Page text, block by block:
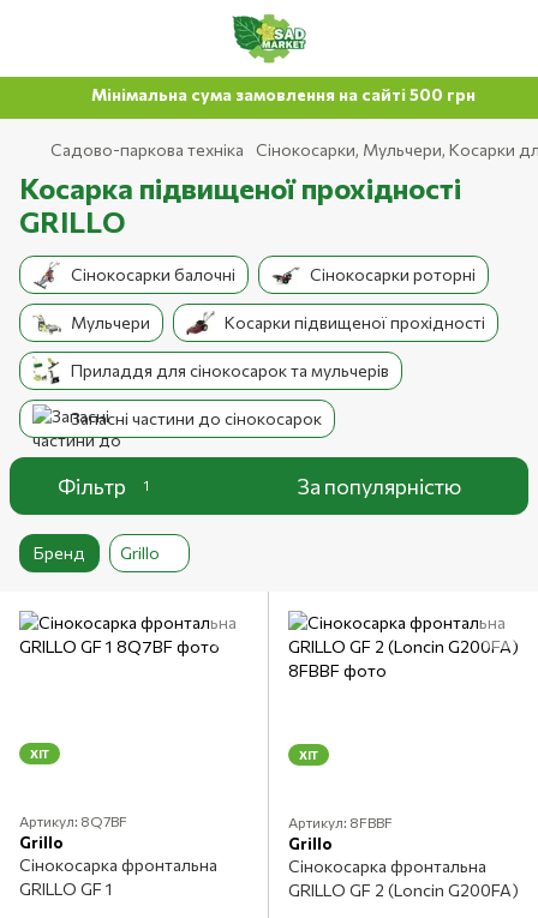
Мінімальна сума замовлення на сайті 500 грн
Садово-паркова техніка Сінокосарки, Мульчери, Косарки
Косарка підвищеної прохідності
GRILLO
Сінокосарки балочні Сінокосарки роторні
Мульчери Косарки підвищеної прохідності
Приладдя для сінокосарок та мульчерів
Запасні частини до сінокосарок
Фільтр 1 За популярністю
Бренд Grillo
ХІТ
Артикул: 8Q7BF
Grillo
Сінокосарка фронтальна
GRILLO GF 1
ХІТ
Артикул: 8FBBF
Grillo
Сінокосарка фронтальна
GRILLO GF 2 (Loncin G200FA)